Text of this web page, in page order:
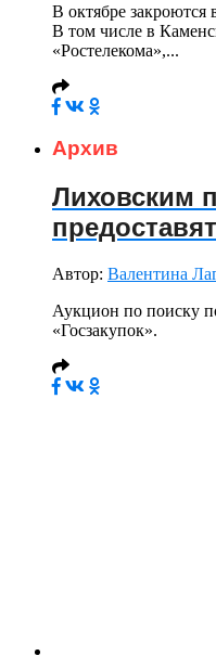
В октябре закроются
В том числе в
«Ростелекома»,...
Архив
Лиховским
Автор: Валентина
Аукцион по поиску
«Госзакупок».